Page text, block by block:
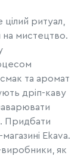
ритуал,
мистецтво.
та аромат
дріп-каву
Придбати
Ekava.
виробники, як